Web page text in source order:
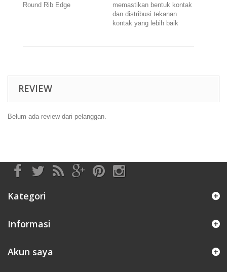
Round Rib Edge
memastikan bentuk kontak
dan distribusi tekanan
kontak yang lebih baik
REVIEW
Belum ada review dari pelanggan.
Kategori
Informasi
Akun saya